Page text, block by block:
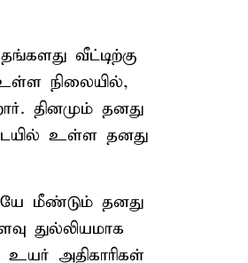
வீட்டிற்கு
நிலையில்,
தினமும் தனது
உள்ள தனது
மீண்டும் தனது
துல்லியமாக
அதிகாரிகள்